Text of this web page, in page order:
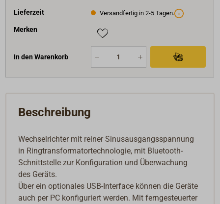
Lieferzeit Versandfertig in 2-5 Tagen.
Merken
In den Warenkorb
Beschreibung
Wechselrichter mit reiner Sinusausgangsspannung
in Ringtransformatortechnologie, mit Bluetooth-
Schnittstelle zur Konfiguration und Überwachung
des Geräts.
Über ein optionales USB-Interface können die Geräte
auch per PC konfiguriert werden. Mit ferngesteuerter